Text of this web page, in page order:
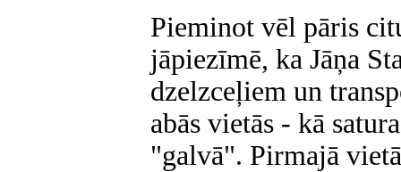
Pieminot vēl pāris
jāpiezīmē, ka Jāņa
dzelzceļiem un
abās vietās - kā
"galvā". Pirmajā